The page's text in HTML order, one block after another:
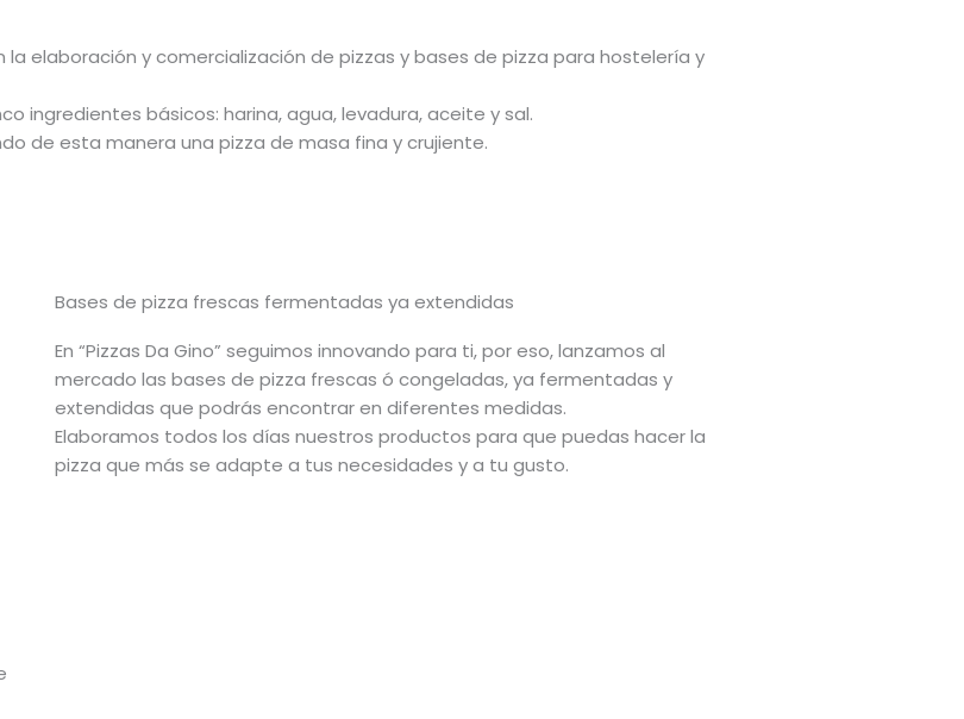
elaboración y comercialización de pizzas y bases de pizza para hostelería y
ingredientes básicos: harina, agua, levadura, aceite y sal.
de esta manera una pizza de masa fina y crujiente.
Bases de pizza frescas fermentadas ya extendidas
En “Pizzas Da Gino” seguimos innovando para ti, por eso, lanzamos al
mercado las bases de pizza frescas ó congeladas, ya fermentadas y
extendidas que podrás encontrar en diferentes medidas.
Elaboramos todos los días nuestros productos para que puedas hacer la
pizza que más se adapte a tus necesidades y a tu gusto.